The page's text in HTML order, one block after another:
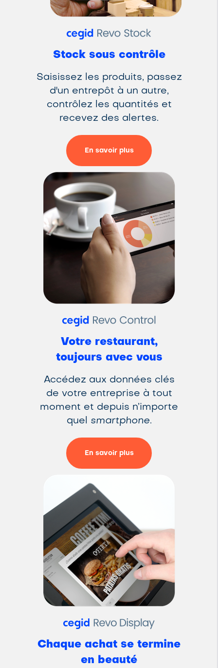
Stock sous contrôle
Saisissez les produits, passez
d'un entrepôt à un autre,
contrôlez les quantités et
recevez des alertes.
En savoir plus
Votre restaurant,
toujours avec vous
Accédez aux données clés
de votre entreprise à tout
moment et depuis n’importe
quel smartphone.
En savoir plus
Chaque achat se termine
en beauté